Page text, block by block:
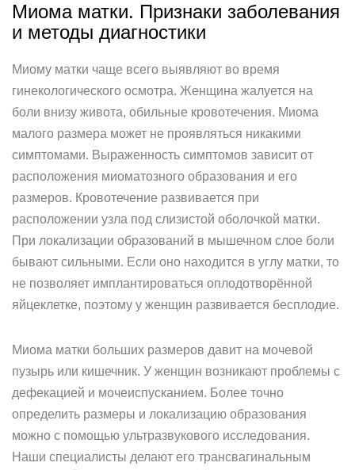
Миома матки. Признаки заболевания
и методы диагностики
Миому матки чаще всего выявляют во время
гинекологического осмотра. Женщина жалуется на
боли внизу живота, обильные кровотечения. Миома
малого размера может не проявляться никакими
симптомами. Выраженность симптомов зависит от
расположения миоматозного образования и его
размеров. Кровотечение развивается при
расположении узла под слизистой оболочкой матки.
При локализации образований в мышечном слое боли
бывают сильными. Если оно находится в углу матки, то
не позволяет имплантироваться оплодотворённой
яйцеклетке, поэтому у женщин развивается бесплодие.
Миома матки больших размеров давит на мочевой
пузырь или кишечник. У женщин возникают проблемы с
дефекацией и мочеиспусканием. Более точно
определить размеры и локализацию образования
можно с помощью ультразвукового исследования.
Наши специалисты делают его трансвагинальным